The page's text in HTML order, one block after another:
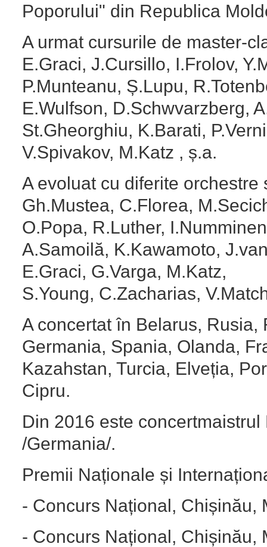
Poporului" din Republica
A urmat cursurile de master-
E.Graci, J.Cursillo, I.Frolov,
P.Munteanu, Ș.Lupu,
E.Wulfson, D.Schwvarzberg,
St.Gheorghiu, K.Barati,
V.Spivakov, M.Katz , ș.a.
A evoluat cu diferite
Gh.Mustea, C.Florea,
O.Popa, R.Luther,
A.Samoilă, K.Kawamoto,
E.Graci, G.Varga, M.Katz,
S.Young, C.Zacharias,
A concertat în Belarus,
Germania, Spania, Olanda,
Kazahstan, Turcia, Elveția,
Cipru.
Din 2016 este
/Germania/.
Premii Naționale și
- Concurs Național, Chișinău,
- Concurs Național, Chișinău,